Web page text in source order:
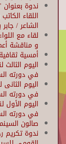
ندوة
اللقاء
الشاعر /
لقاء مع
و مناقشة
أمسية
اليوم
في دورته
اليوم
في دورته
اليوم
في دورته
صالون